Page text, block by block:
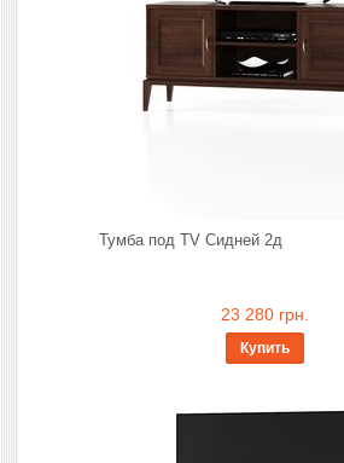
Тумба под TV Сидней 2д
23 280 грн.
Купить